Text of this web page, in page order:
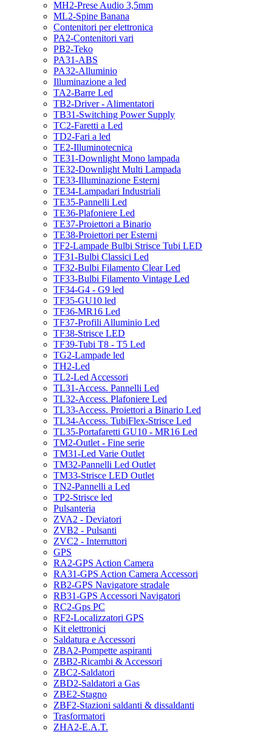
MH2-Prese Audio 3,5mm
ML2-Spine Banana
Contenitori per elettronica
PA2-Contenitori vari
PB2-Teko
PA31-ABS
PA32-Alluminio
Illuminazione a led
TA2-Barre Led
TB2-Driver - Alimentatori
TB31-Switching Power Supply
TC2-Faretti a Led
TD2-Fari a led
TE2-Illuminotecnica
TE31-Downlight Mono lampada
TE32-Downlight Multi Lampada
TE33-Illuminazione Esterni
TE34-Lampadari Industriali
TE35-Pannelli Led
TE36-Plafoniere Led
TE37-Proiettori a Binario
TE38-Proiettori per Esterni
TF2-Lampade Bulbi Strisce Tubi LED
TF31-Bulbi Classici Led
TF32-Bulbi Filamento Clear Led
TF33-Bulbi Filamento Vintage Led
TF34-G4 - G9 led
TF35-GU10 led
TF36-MR16 Led
TF37-Profili Alluminio Led
TF38-Strisce LED
TF39-Tubi T8 - T5 Led
TG2-Lampade led
TH2-Led
TL2-Led Accessori
TL31-Access. Pannelli Led
TL32-Access. Plafoniere Led
TL33-Access. Proiettori a Binario Led
TL34-Access. TubiFlex-Strisce Led
TL35-Portafaretti GU10 - MR16 Led
TM2-Outlet - Fine serie
TM31-Led Varie Outlet
TM32-Pannelli Led Outlet
TM33-Strisce LED Outlet
TN2-Pannelli a Led
TP2-Strisce led
Pulsanteria
ZVA2 - Deviatori
ZVB2 - Pulsanti
ZVC2 - Interruttori
GPS
RA2-GPS Action Camera
RA31-GPS Action Camera Accessori
RB2-GPS Navigatore stradale
RB31-GPS Accessori Navigatori
RC2-Gps PC
RF2-Localizzatori GPS
Kit elettronici
Saldatura e Accessori
ZBA2-Pompette aspiranti
ZBB2-Ricambi & Accessori
ZBC2-Saldatori
ZBD2-Saldatori a Gas
ZBE2-Stagno
ZBF2-Stazioni saldanti & dissaldanti
Trasformatori
ZHA2-E.A.T.